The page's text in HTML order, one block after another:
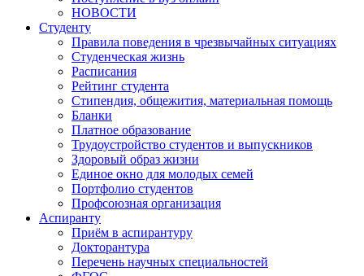
НОВОСТИ
Студенту
Правила поведения в чрезвычайных ситуациях
Студенческая жизнь
Расписания
Рейтинг студента
Стипендия, общежития, материальная помощь
Бланки
Платное образование
Трудоустройство студентов и выпускников
Здоровый образ жизни
Единое окно для молодых семей
Портфолио студентов
Профсоюзная организация
Аспиранту
Приём в аспирантуру
Докторантура
Перечень научных специальностей